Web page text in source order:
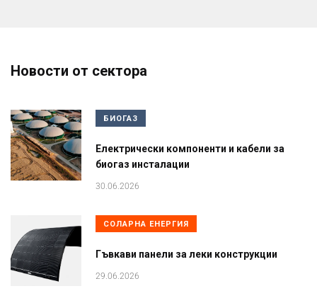
Новости от сектора
БИОГАЗ
Електрически компоненти и кабели за
биогаз инсталации
30.06.2026
СОЛАРНА ЕНЕРГИЯ
Гъвкави панели за леки конструкции
29.06.2026